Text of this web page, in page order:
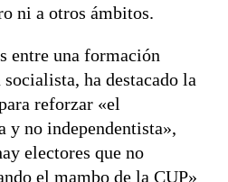
ni a otros ámbitos.
entre una formación
ha destacado la
reforzar «el
y no independentista»,
electores que no
el mambo de la CUP»